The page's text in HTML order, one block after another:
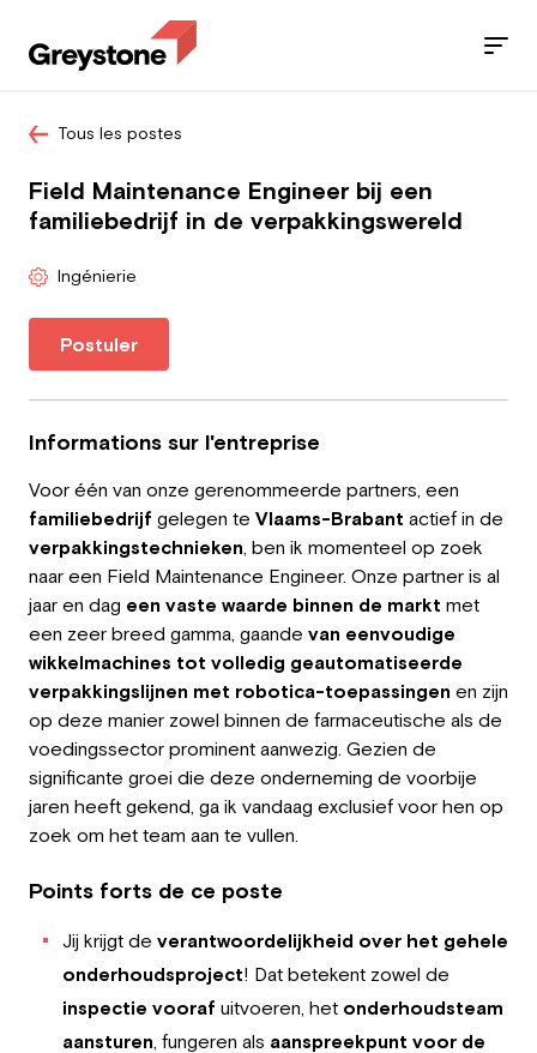
Travailleur
Employeur
Travailler chez Greystone
À propos de nous
Notre équipe
FR
Jobs
Nos services
Secteurs
Blog
Tous les postes
Field Maintenance Engineer bij een
familiebedrijf in de verpakkingswereld
Ingénierie
Postuler
Informations sur l'entreprise
Voor één van onze gerenommeerde partners, een
familiebedrijf gelegen te Vlaams-Brabant actief in de
verpakkingstechnieken, ben ik momenteel op zoek
naar een Field Maintenance Engineer. Onze partner is al
jaar en dag een vaste waarde binnen de markt met
een zeer breed gamma, gaande van eenvoudige
wikkelmachines tot volledig geautomatiseerde
verpakkingslijnen met robotica-toepassingen en zijn
op deze manier zowel binnen de farmaceutische als de
voedingssector prominent aanwezig. Gezien de
significante groei die deze onderneming de voorbije
jaren heeft gekend, ga ik vandaag exclusief voor hen op
zoek om het team aan te vullen.
Points forts de ce poste
Jij krijgt de verantwoordelijkheid over het gehele
onderhoudsproject! Dat betekent zowel de
inspectie vooraf uitvoeren, het onderhoudsteam
aansturen, fungeren als aanspreekpunt voor de